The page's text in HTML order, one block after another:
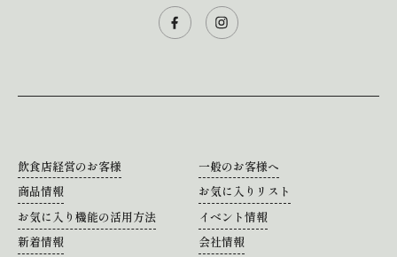
飲食店経営のお客様
一般のお客様へ
商品情報
お気に入りリスト
お気に入り機能の活用方法
イベント情報
新着情報
会社情報